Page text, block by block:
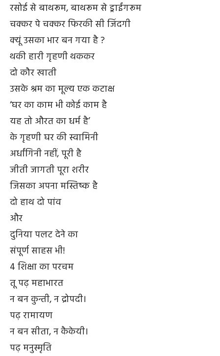
रसोई से बाथरूम, बाथरूम से ड्राईंगरूम
चक्कर पे चक्कर फिरकी सी जिंदगी
क्यूं उसका भार बन गया है ?
थकी हारी गृहणी थककर
दो कौर खाती
उसके श्रम का मूल्य एक कटाक्ष
‘घर का काम भी कोई काम है
यह तो औरत का धर्म है’
के गृहणी घर की स्वामिनी
अर्धांगिनी नहीं, पूरी है
जीती जागती पूरा शरीर
जिसका अपना मस्तिष्क है
दो हाथ दो पांव
और
दुनिया पलट देने का
संपूर्ण साहस भी!
4 शिक्षा का परचम
तू पढ़ महाभारत
न बन कुन्ती, न द्रोपदी।
पढ़ रामायण
न बन सीता, न कैकेयी।
पढ़ मनुस्मृति